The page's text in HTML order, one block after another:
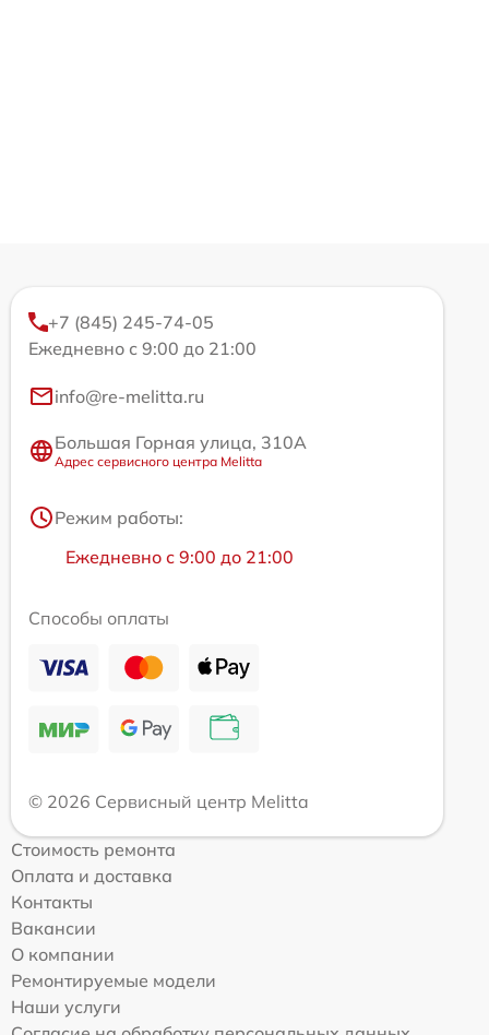
+7 (845) 245-74-05
Ежедневно с 9:00 до 21:00
info@re-melitta.ru
Большая Горная улица, 310А
Адрес сервисного центра Melitta
Режим работы:
Ежедневно с 9:00 до 21:00
Способы оплаты
© 2026 Сервисный центр Melitta
Стоимость ремонта
Оплата и доставка
Контакты
Вакансии
О компании
Ремонтируемые модели
Наши услуги